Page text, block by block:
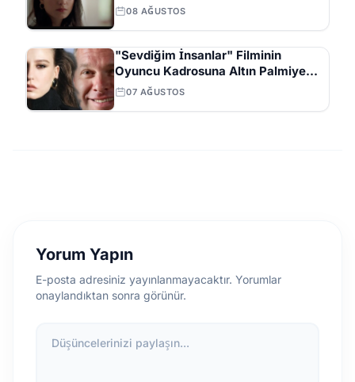
08 AĞUSTOS
"Sevdiğim İnsanlar" Filminin
Oyuncu Kadrosuna Altın Palmiye
Ödüllü Vlad Ivanov Katıldı
07 AĞUSTOS
Yorum Yapın
E-posta adresiniz yayınlanmayacaktır. Yorumlar
onaylandıktan sonra görünür.
Düşüncelerinizi paylaşın...